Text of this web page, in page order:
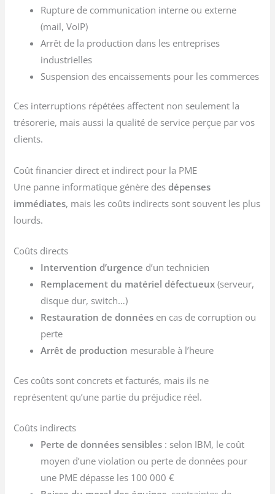
Rupture de communication interne ou externe
(mail, VoIP)
Arrêt de la production dans les entreprises
industrielles
Suspension des encaissements pour les commerces
Ces interruptions répétées affectent non seulement la
trésorerie, mais aussi la qualité de service perçue par vos
clients.
Coût financier direct et indirect pour la PME
Une panne informatique génère desdépenses
immédiates, mais les coûts indirects sont souvent les plus
lourds.
Coûts directs
Intervention d’urgence d’un technicien
Remplacement du matériel défectueux (serveur,
disque dur, switch…)
Restauration de données en cas de corruption ou
perte
Arrêt de production mesurable à l’heure
Ces coûts sont concrets et facturés, mais ils ne
représentent qu’une partie du préjudice réel.
Coûts indirects
Perte de données sensibles : selon IBM, le coût
moyen d’une violation ou perte de données pour
une PME dépasse les 100 000 €